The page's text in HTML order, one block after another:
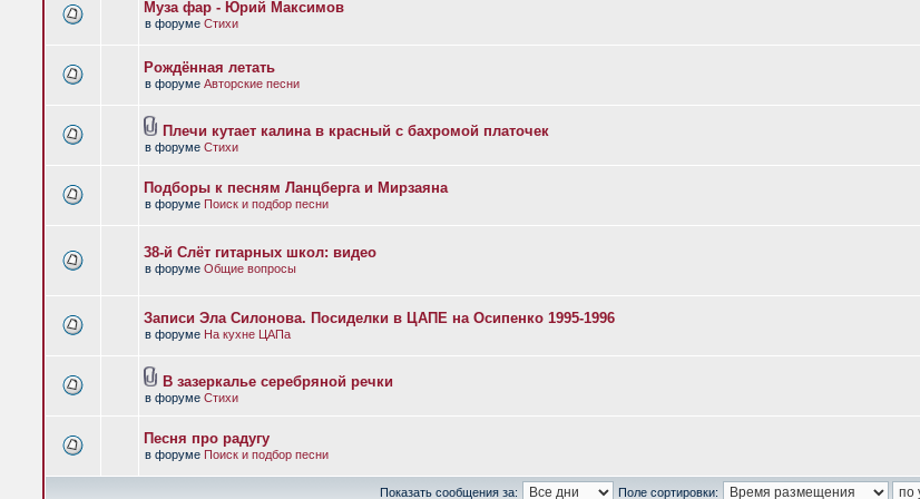
Муза фар - Юрий Максимов
в форуме Стихи
Рождённая летать
в форуме Авторские песни
Плечи кутает калина в красный с бахромой платочек
в форуме Стихи
Подборы к песням Ланцберга и Мирзаяна
в форуме Поиск и подбор песни
38-й Слёт гитарных школ: видео
в форуме Общие вопросы
Записи Эла Силонова. Посиделки в ЦАПЕ на Осипенко 1995-1996
в форуме На кухне ЦАПа
В зазеркалье серебряной речки
в форуме Стихи
Песня про радугу
в форуме Поиск и подбор песни
Показать сообщения за: Поле сортировки: